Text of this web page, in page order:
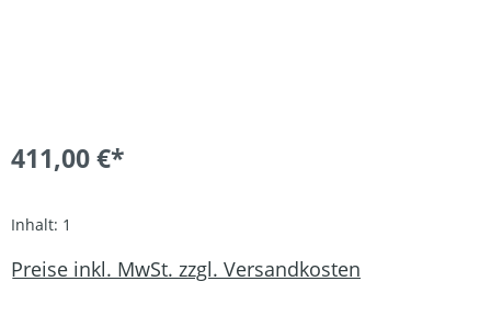
411,00 €*
Inhalt: 1
Preise inkl. MwSt. zzgl. Versandkosten